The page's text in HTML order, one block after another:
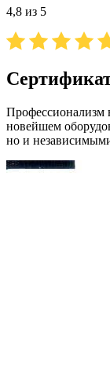
4,8 из 5
Профессионализм
новейшем
но и